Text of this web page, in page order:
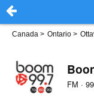
Canada > Ontario >
FM ·